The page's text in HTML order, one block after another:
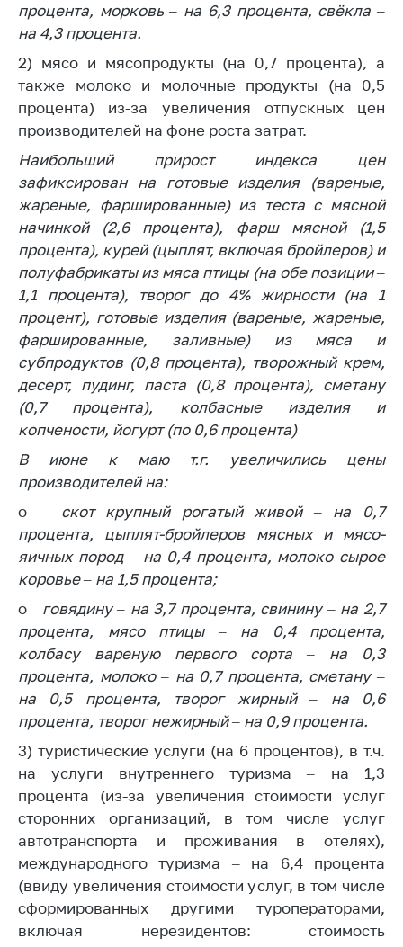
процента, морковь – на 6,3 процента, свёкла –
на 4,3 процента.
2) мясо и мясопродукты (на 0,7 процента), а
также молоко и молочные продукты (на 0,5
процента) из-за увеличения отпускных цен
производителей на фоне роста затрат.
Наибольший прирост индекса цен
зафиксирован на готовые изделия (вареные,
жареные, фаршированные) из теста с мясной
начинкой (2,6 процента), фарш мясной (1,5
процента), курей (цыплят, включая бройлеров) и
полуфабрикаты из мяса птицы (на обе позиции –
1,1 процента), творог до 4% жирности (на 1
процент), готовые изделия (вареные, жареные,
фаршированные, заливные) из мяса и
субпродуктов (0,8 процента), творожный крем,
десерт, пудинг, паста (0,8 процента), сметану
(0,7 процента), колбасные изделия и
копчености, йогурт (по 0,6 процента)
В июне к маю т.г. увеличились цены
производителей на:
o скот крупный рогатый живой – на 0,7
процента, цыплят-бройлеров мясных и мясо-
яичных пород – на 0,4 процента, молоко сырое
коровье – на 1,5 процента;
o говядину – на 3,7 процента, свинину – на 2,7
процента, мясо птицы – на 0,4 процента,
колбасу вареную первого сорта – на 0,3
процента, молоко – на 0,7 процента, сметану –
на 0,5 процента, творог жирный – на 0,6
процента, творог нежирный – на 0,9 процента.
3) туристические услуги (на 6 процентов), в т.ч.
на услуги внутреннего туризма – на 1,3
процента (из-за увеличения стоимости услуг
сторонних организаций, в том числе услуг
автотранспорта и проживания в отелях),
международного туризма – на 6,4 процента
(ввиду увеличения стоимости услуг, в том числе
сформированных другими туроператорами,
включая нерезидентов: стоимость